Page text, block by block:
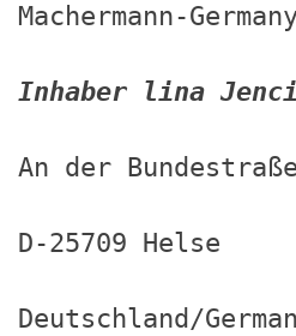
Machermann-
Inhaber lina
An der
D-25709 Helse
Deutschland/